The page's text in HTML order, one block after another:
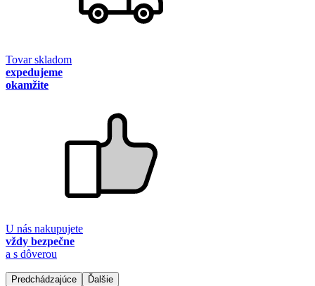
Tovar skladom
expedujeme
okamžite
U nás nakupujete
vždy bezpečne
a s dôverou
Predchádzajúce Ďalšie